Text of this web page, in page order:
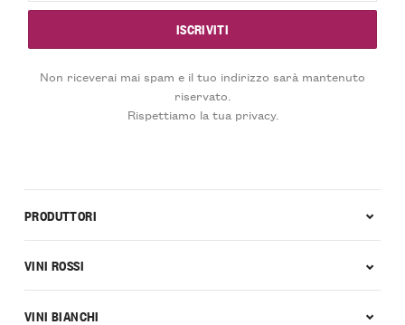
Non riceverai mai spam e il tuo indirizzo sarà mantenuto
riservato.
Rispettiamo la tua privacy.
PRODUTTORI
VINI ROSSI
VINI BIANCHI